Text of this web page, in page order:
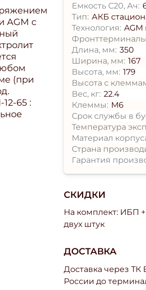
AGM с
(при
65 :
СКИДКИ
На комплект: ИБП
двух штук
ДОСТАВКА
Доставка через ТК
России до
Емкость С20, Ач:
Тип: АКБ
Технология:
Длина, мм: 350
Ширина, мм: 167
Высота, мм: 179
Высота с
Вес, кг: 22.4
Клеммы: M6
Срок службы в
Температура
Материал
Страна
Гарантия